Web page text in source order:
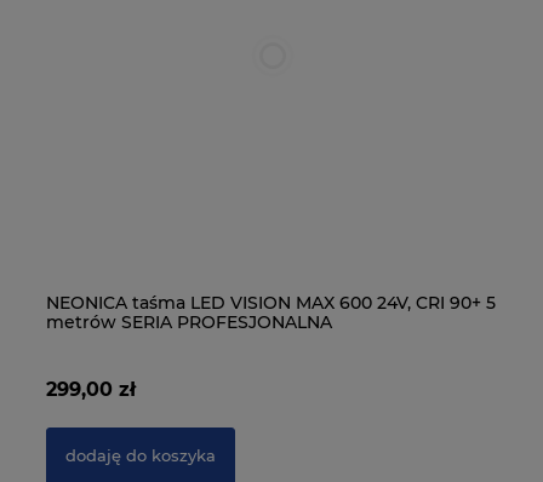
NEONICA taśma LED VISION MAX 600 24V, CRI 90+ 5
metrów SERIA PROFESJONALNA
299,00 zł
dodaję do koszyka